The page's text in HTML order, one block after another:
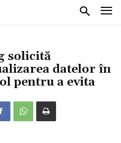
solicită
datelor în
pentru a evita